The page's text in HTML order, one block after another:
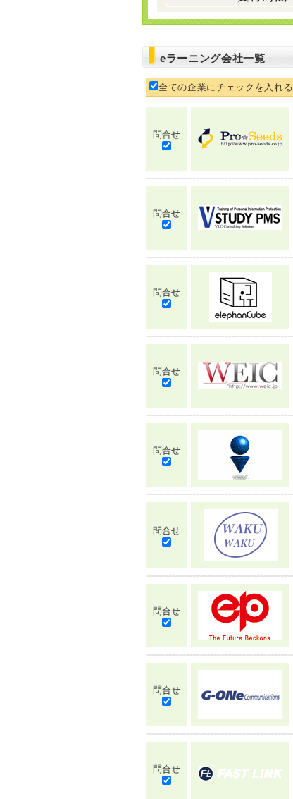
eラーニング会社一覧
全ての企業にチェックを入れる
問合せ
問合せ
問合せ
問合せ
問合せ
問合せ
問合せ
問合せ
問合せ